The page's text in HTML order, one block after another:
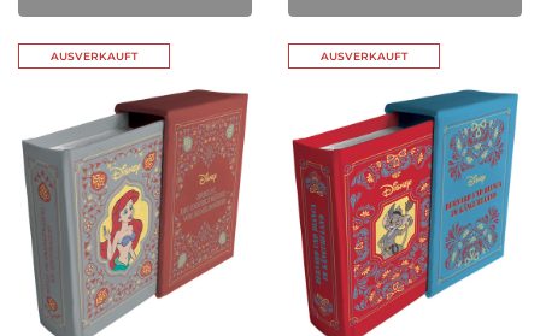
AUSVERKAUFT AUSVERKAUFT